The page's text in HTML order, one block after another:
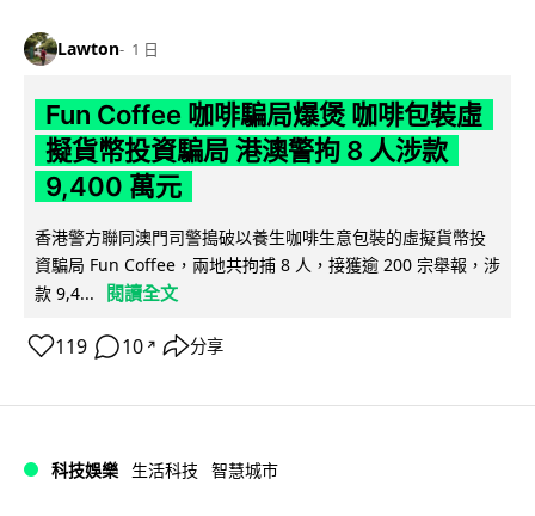
Lawton 1 日
Fun Coffee 咖啡騙局爆煲 咖啡包裝虛
擬貨幣投資騙局 港澳警拘 8 人涉款
9,400 萬元
香港警方聯同澳門司警搗破以養生咖啡生意包裝的虛擬貨幣投
資騙局 Fun Coffee，兩地共拘捕 8 人，接獲逾 200 宗舉報，涉
款 9,4...
閱讀全文
119 10 ↗ 分享
科技娛樂 生活科技 智慧城市